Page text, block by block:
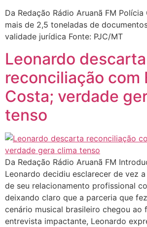
Da Redação Rádio Aruanã FM
mais de 2,5 toneladas de
validade jurídica Fonte: PJC/MT
Leonardo descarta
reconciliação com
Costa; verdade
tenso
Da Redação Rádio Aruanã FM
Leonardo decidiu esclarecer de vez
de seu relacionamento profissional
deixando claro que a parceria que
cenário musical brasileiro chegou ao
entrevista impactante, Leonardo